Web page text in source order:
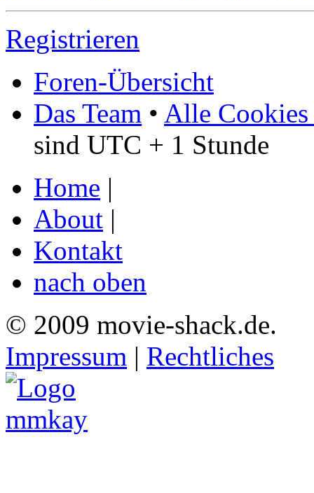
Registrieren
Foren-Übersicht
Das Team • Alle Cookies
sind UTC + 1 Stunde
Home |
About |
Kontakt
nach oben
© 2009 movie-shack.de.
Impressum | Rechtliches